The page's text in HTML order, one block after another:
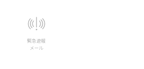
緊急速報
メール